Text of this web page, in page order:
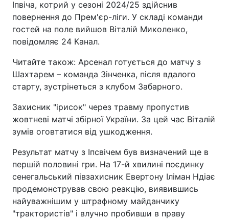
Іпвіча, котрий у сезоні 2024/25 здійснив
повернення до Прем'єр-ліги. У складі команди
гостей на поле вийшов Віталій Миколенко,
повідомляє 24 Канал.
Читайте також: Арсенал готується до матчу з
Шахтарем – команда Зінченка, після вдалого
старту, зустрінеться з клубом Забарного.
Захисник "ірисок" через травму пропустив
жовтневі матчі збірної України. За цей час Віталій
зумів оговтатися від ушкодження.
Результат матчу з Іпсвічем був визначений ще в
першій половині гри. На 17-й хвилині поєдинку
сенегальський півзахисник Евертону Іліман Ндіає
продемонстрував свою реакцію, виявившись
найуважнішим у штрафному майданчику
"трактористів" і влучно пробивши в праву